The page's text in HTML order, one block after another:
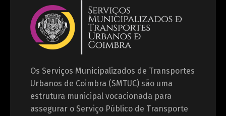
Os Serviços Municipalizados de Transportes
Urbanos de Coimbra (SMTUC) são uma
estrutura municipal vocacionada para
assegurar o Serviço Público de Transporte